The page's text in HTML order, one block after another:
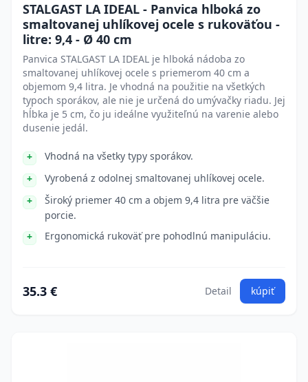
STALGAST LA IDEAL - Panvica hlboká zo
smaltovanej uhlíkovej ocele s rukoväťou -
litre: 9,4 - Ø 40 cm
Panvica STALGAST LA IDEAL je hlboká nádoba zo
smaltovanej uhlíkovej ocele s priemerom 40 cm a
objemom 9,4 litra. Je vhodná na použitie na všetkých
typoch sporákov, ale nie je určená do umývačky riadu. Jej
hĺbka je 5 cm, čo ju ideálne využiteľnú na varenie alebo
dusenie jedál.
Vhodná na všetky typy sporákov.
Vyrobená z odolnej smaltovanej uhlíkovej ocele.
Široký priemer 40 cm a objem 9,4 litra pre väčšie
porcie.
Ergonomická rukoväť pre pohodlnú manipuláciu.
35.3 € Detail kúpiť